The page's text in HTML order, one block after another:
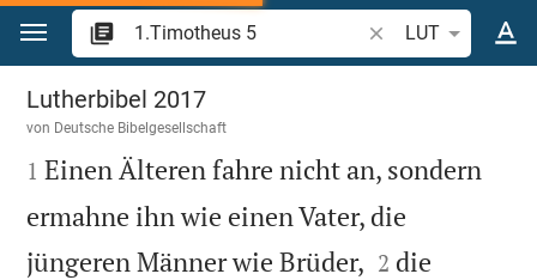
Zum Inhalt springen
Bibelstelle oder
LUT
1.Timotheus 5
Lutherbibel 2017
von Deutsche Bibelgesellschaft

1 Einen Älteren fahre nicht an, sondern
ermahne ihn wie einen Vater, die
jüngeren Männer wie Brüder, 

2 die